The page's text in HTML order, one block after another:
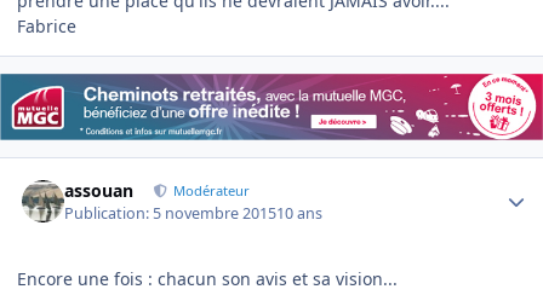
Fabrice
assouan Modérateur
Publication: 5 novembre 201510 ans
Encore une fois : chacun son avis et sa vision...